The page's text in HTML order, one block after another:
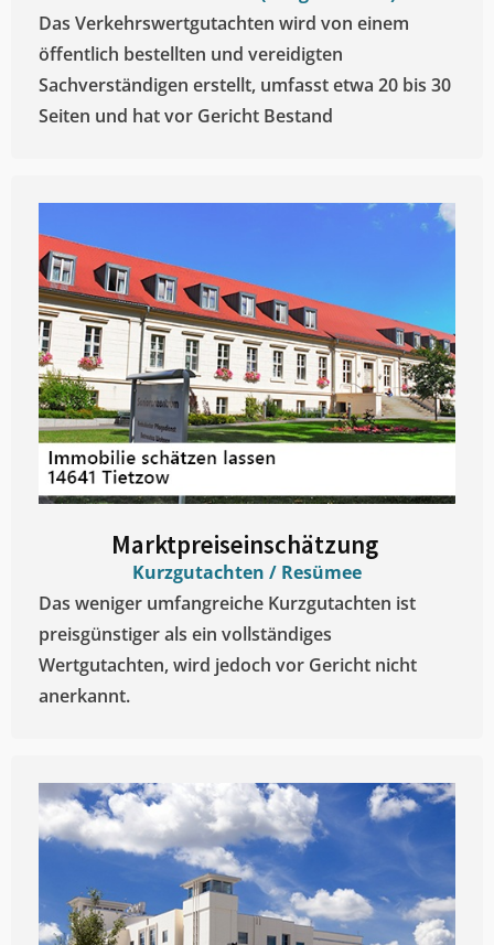
Das Verkehrswertgutachten wird von einem
öffentlich bestellten und vereidigten
Sachverständigen erstellt, umfasst etwa 20 bis 30
Seiten und hat vor Gericht Bestand
Marktpreiseinschätzung ​
Kurzgutachten / Resümee
Das weniger umfangreiche Kurzgutachten ist
preisgünstiger als ein vollständiges
Wertgutachten, wird jedoch vor Gericht nicht
anerkannt.